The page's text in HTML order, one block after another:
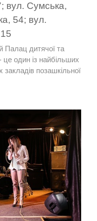
вул. Сумська,
54; вул.
Палац дитячої та
це один із найбільших
закладів позашкільної